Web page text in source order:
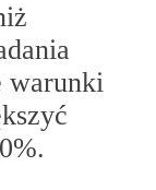
warunki